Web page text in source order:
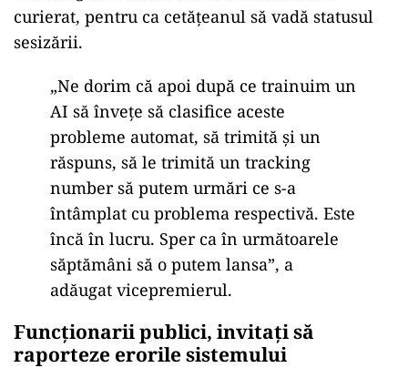
curierat, pentru ca cetățeanul să vadă statusul
sesizării.
„Ne dorim că apoi după ce trainuim un
AI să înveţe să clasifice aceste
probleme automat, să trimită şi un
răspuns, să le trimită un tracking
number să putem urmări ce s-a
întâmplat cu problema respectivă. Este
încă în lucru. Sper ca în următoarele
săptămâni să o putem lansa”, a
adăugat vicepremierul.
Funcționarii publici, invitați să
raporteze erorile sistemului